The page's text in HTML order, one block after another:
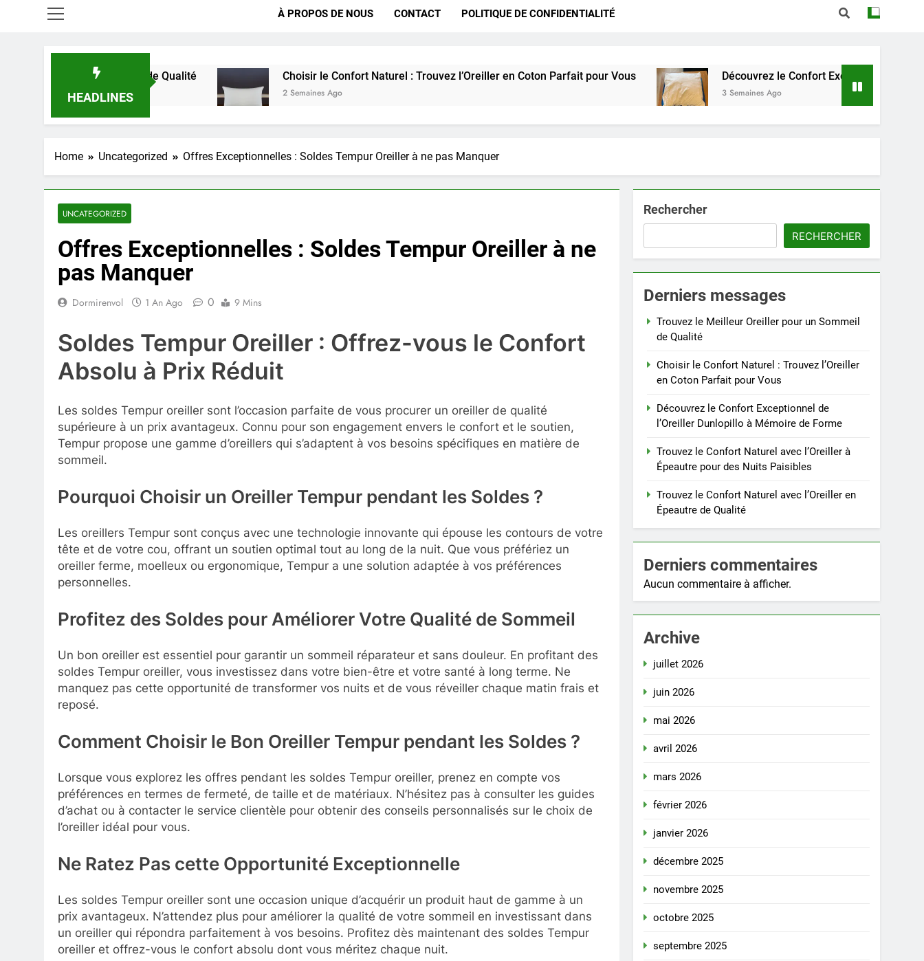
À PROPOS DE NOUS CONTACT POLITIQUE DE CONFIDENTIALITÉ
HEADLINES
un Sommeil de Qualité Choisir le Confort Naturel : Trouvez l’Oreiller en Coton Parfait pour Vous
2 Semaines Ago
Découvrez le Confort Exceptionnel de l’Oreiller
3 Semaines Ago
Home Uncategorized Offres Exceptionnelles : Soldes Tempur Oreiller à ne pas Manquer
UNCATEGORIZED
Offres Exceptionnelles : Soldes Tempur Oreiller à ne
pas Manquer
Dormirenvol 1 An Ago 0 9 Mins
Soldes Tempur Oreiller : Offrez-vous le Confort
Absolu à Prix Réduit
Les soldes Tempur oreiller sont l’occasion parfaite de vous procurer un oreiller de qualité
supérieure à un prix avantageux. Connu pour son engagement envers le confort et le soutien,
Tempur propose une gamme d’oreillers qui s’adaptent à vos besoins spécifiques en matière de
sommeil.
Pourquoi Choisir un Oreiller Tempur pendant les Soldes ?
Les oreillers Tempur sont conçus avec une technologie innovante qui épouse les contours de votre
tête et de votre cou, offrant un soutien optimal tout au long de la nuit. Que vous préfériez un
oreiller ferme, moelleux ou ergonomique, Tempur a une solution adaptée à vos préférences
personnelles.
Profitez des Soldes pour Améliorer Votre Qualité de Sommeil
Un bon oreiller est essentiel pour garantir un sommeil réparateur et sans douleur. En profitant des
soldes Tempur oreiller, vous investissez dans votre bien-être et votre santé à long terme. Ne
manquez pas cette opportunité de transformer vos nuits et de vous réveiller chaque matin frais et
reposé.
Comment Choisir le Bon Oreiller Tempur pendant les Soldes ?
Lorsque vous explorez les offres pendant les soldes Tempur oreiller, prenez en compte vos
préférences en termes de fermeté, de taille et de matériaux. N’hésitez pas à consulter les guides
d’achat ou à contacter le service clientèle pour obtenir des conseils personnalisés sur le choix de
l’oreiller idéal pour vous.
Ne Ratez Pas cette Opportunité Exceptionnelle
Les soldes Tempur oreiller sont une occasion unique d’acquérir un produit haut de gamme à un
prix avantageux. N’attendez plus pour améliorer la qualité de votre sommeil en investissant dans
un oreiller qui répondra parfaitement à vos besoins. Profitez dès maintenant des soldes Tempur
oreiller et offrez-vous le confort absolu dont vous méritez chaque nuit.
Rechercher
RECHERCHER
Derniers messages
Trouvez le Meilleur Oreiller pour un Sommeil
de Qualité
Choisir le Confort Naturel : Trouvez l’Oreiller
en Coton Parfait pour Vous
Découvrez le Confort Exceptionnel de
l’Oreiller Dunlopillo à Mémoire de Forme
Trouvez le Confort Naturel avec l’Oreiller à
Épeautre pour des Nuits Paisibles
Trouvez le Confort Naturel avec l’Oreiller en
Épeautre de Qualité
Derniers commentaires
Aucun commentaire à afficher.
Archive
juillet 2026
juin 2026
mai 2026
avril 2026
mars 2026
février 2026
janvier 2026
décembre 2025
novembre 2025
octobre 2025
septembre 2025